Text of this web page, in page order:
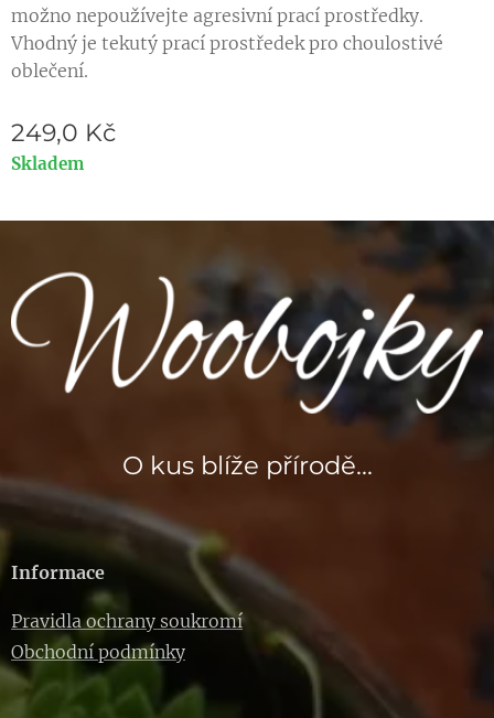
možno nepoužívejte agresivní prací prostředky.
Vhodný je tekutý prací prostředek pro choulostivé
oblečení.
249,0 Kč
Skladem
O kus blíže přírodě...
Informace
Pravidla ochrany soukromí
Obchodní podmínky